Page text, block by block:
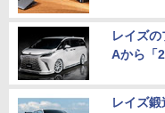
レイズ
Aから「
レイズ